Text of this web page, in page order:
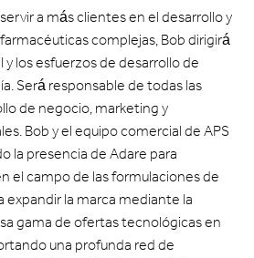
a más clientes en el desarrollo y
complejas, Bob dirigirá
los esfuerzos de desarrollo de
Será responsable de todas las
de negocio, marketing y
Bob y el equipo comercial de APS
la presencia de Adare para
el campo de las formulaciones de
expandir la marca mediante la
gama de ofertas tecnológicas en
una profunda red de